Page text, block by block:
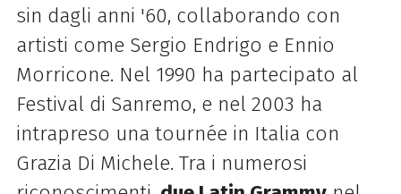
sin dagli anni '60, collaborando con
artisti come Sergio Endrigo e Ennio
Morricone. Nel 1990 ha partecipato al
Festival di Sanremo, e nel 2003 ha
intrapreso una tournée in Italia con
Grazia Di Michele. Tra i numerosi